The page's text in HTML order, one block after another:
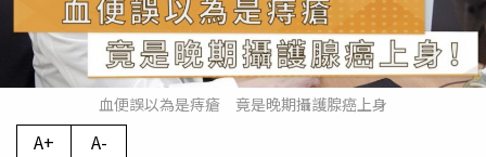
血便誤以為是痔瘡 竟是晚期攝護腺癌上身
A+ A-